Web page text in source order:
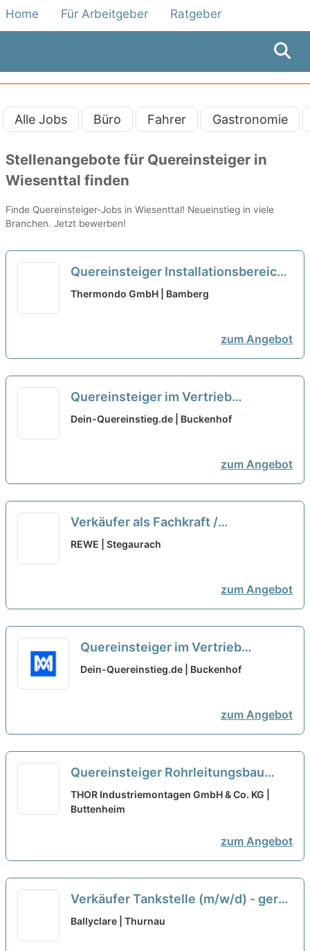
Home Für Arbeitgeber Ratgeber
Alle Jobs Büro Fahrer Gastronomie
Stellenangebote für Quereinsteiger in
Wiesenttal finden
Finde Quereinsteiger-Jobs in Wiesenttal! Neueinstieg in viele
Branchen. Jetzt bewerben!
Quereinsteiger Installationsbereich
(m/w/d) Wärmepumpen
Thermondo GmbH | Bamberg
zum Angebot
Quereinsteiger im Vertrieb
(Außendienst) (m/w/d) neu
Dein-Quereinstieg.de | Buckenhof
zum Angebot
Verkäufer als Fachkraft /
Quereinsteiger Frischetheke
REWE | Stegaurach
zum Angebot
Quereinsteiger im Vertrieb
(Außendienst) (m/w/d) neu
Dein-Quereinstieg.de | Buckenhof
zum Angebot
Quereinsteiger Rohrleitungsbau
(m/w/d)
THOR Industriemontagen GmbH & Co. KG |
Buttenheim
zum Angebot
Verkäufer Tankstelle (m/w/d) - gern
Quereinsteiger
Ballyclare | Thurnau